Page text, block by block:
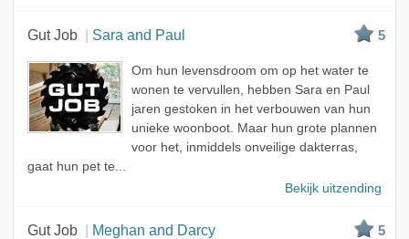
Gut Job Sara and Paul 5
Om hun levensdroom om op het water te
wonen te vervullen, hebben Sara en Paul
jaren gestoken in het verbouwen van hun
unieke woonboot. Maar hun grote plannen
voor het, inmiddels onveilige dakterras,
gaat hun pet te...
Bekijk uitzending
Gut Job Meghan and Darcy 5